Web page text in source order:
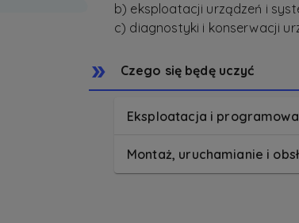
b) eksploatacji urządzeń i
c) diagnostyki i konserwacji
Czego się będę uczyć
Eksploatacja i
Montaż, uruchamianie i